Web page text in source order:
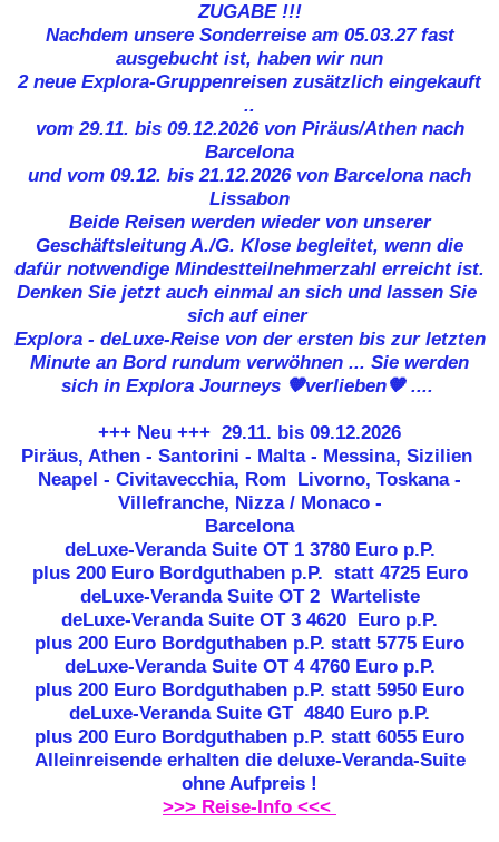
ZUGABE !!!
Nachdem unsere Sonderreise am 05.03.27 fast
ausgebucht ist, haben wir nun
2 neue Explora-Gruppenreisen zusätzlich eingekauft
..
vom 29.11. bis 09.12.2026 von Piräus/Athen nach
Barcelona
und vom 09.12. bis 21.12.2026 von Barcelona nach
Lissabon
Beide Reisen werden wieder von unserer
Geschäftsleitung A./G. Klose begleitet, wenn die
dafür notwendige Mindestteilnehmerzahl erreicht ist.
Denken Sie jetzt auch einmal an sich und lassen Sie
sich auf einer
Explora - deLuxe-Reise von der ersten bis zur letzten
Minute an Bord rundum verwöhnen ... Sie werden
sich in Explora Journeys 🧡verlieben🧡....
+++ Neu +++ 29.11. bis 09.12.2026
Piräus, Athen - Santorini - Malta - Messina, Sizilien
Neapel - Civitavecchia, Rom Livorno, Toskana -
Villefranche, Nizza / Monaco -
Barcelona
deLuxe-Veranda Suite OT 1 3780 Euro p.P.
plus 200 Euro Bordguthaben p.P. statt 4725 Euro
deLuxe-Veranda Suite OT 2 Warteliste
deLuxe-Veranda Suite OT 3 4620 Euro p.P.
plus 200 Euro Bordguthaben p.P. statt 5775 Euro
deLuxe-Veranda Suite OT 4 4760 Euro p.P.
plus 200 Euro Bordguthaben p.P. statt 5950 Euro
deLuxe-Veranda Suite GT 4840 Euro p.P.
plus 200 Euro Bordguthaben p.P. statt 6055 Euro
Alleinreisende erhalten die deluxe-Veranda-Suite
ohne Aufpreis !
>>> Reise-Info <<<